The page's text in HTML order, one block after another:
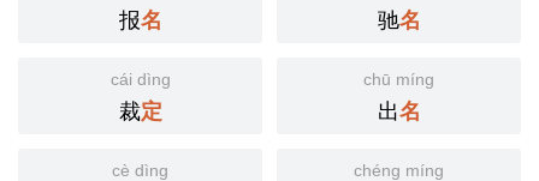
报名 驰名
cái dìng
裁定
chū míng
出名
cè dìng chéng míng